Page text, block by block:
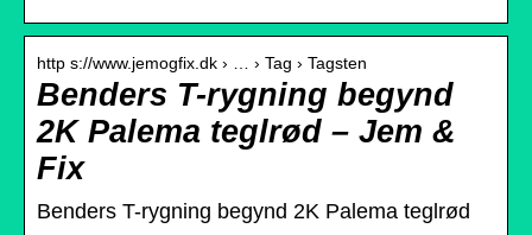
http s://www.jemogfix.dk › … › Tag › Tagsten
Benders T-rygning begynd
2K Palema teglrød – Jem &
Fix
Benders T-rygning begynd 2K Palema teglrød